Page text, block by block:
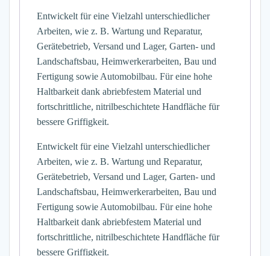
Entwickelt für eine Vielzahl unterschiedlicher
Arbeiten, wie z. B. Wartung und Reparatur,
Gerätebetrieb, Versand und Lager, Garten- und
Landschaftsbau, Heimwerkerarbeiten, Bau und
Fertigung sowie Automobilbau. Für eine hohe
Haltbarkeit dank abriebfestem Material und
fortschrittliche, nitrilbeschichtete Handfläche für
bessere Griffigkeit.
Entwickelt für eine Vielzahl unterschiedlicher
Arbeiten, wie z. B. Wartung und Reparatur,
Gerätebetrieb, Versand und Lager, Garten- und
Landschaftsbau, Heimwerkerarbeiten, Bau und
Fertigung sowie Automobilbau. Für eine hohe
Haltbarkeit dank abriebfestem Material und
fortschrittliche, nitrilbeschichtete Handfläche für
bessere Griffigkeit.